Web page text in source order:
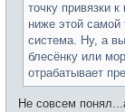
точку привязки
ниже этой
система. Ну, а
блесёнку или
отрабатывает
Не совсем